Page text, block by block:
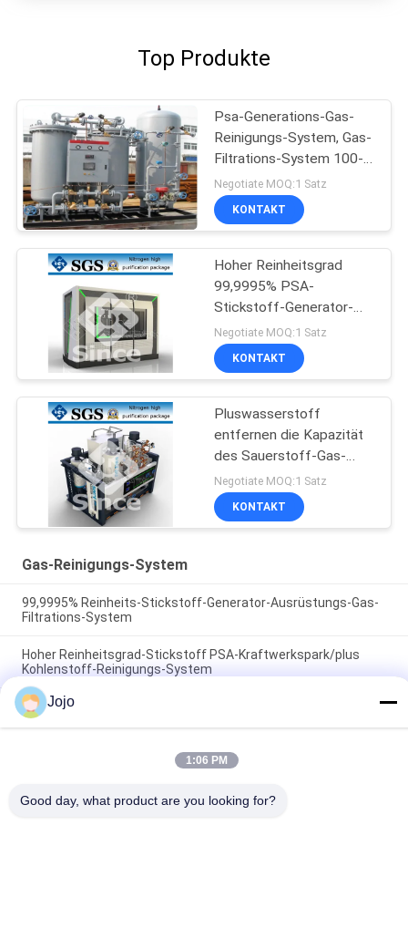
Top Produkte
Psa-Generations-Gas-
Reinigungs-System, Gas-
Filtrations-System 100-
5000Nm3/H
Negotiate MOQ:1 Satz
KONTAKT
Hoher Reinheitsgrad
99,9995% PSA-
Stickstoff-Generator-
Reinigungsapparat
hoch leistungsfähig
Negotiate MOQ:1 Satz
KONTAKT
Pluswasserstoff
entfernen die Kapazität
des Sauerstoff-Gas-
Reinigungs-System-100-
5000Nm3/H
Negotiate MOQ:1 Satz
KONTAKT
Gas-Reinigungs-System
99,9995% Reinheits-Stickstoff-Generator-Ausrüstungs-Gas-
Filtrations-System
Hoher Reinheitsgrad-Stickstoff PSA-Kraftwerkspark/plus
Kohlenstoff-Reinigungs-System
Salmiakgeist-Cracker-Einheits-Gas-Reinigungs-System für
Wärmebehandlung
Beliebte Kategorien
Jojo
1:06 PM
Good day, what product are you looking for?